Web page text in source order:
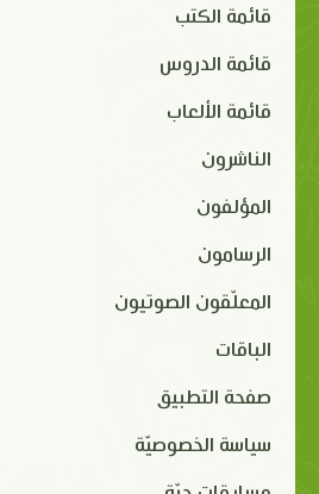
قائمة الكتب
قائمة الدروس
قائمة الألعاب
الناشرون
المؤلفون
الرسامون
المعلّقون الصوتيون
الباقات
صفحة التطبيق
سياسة الخصوصيّة